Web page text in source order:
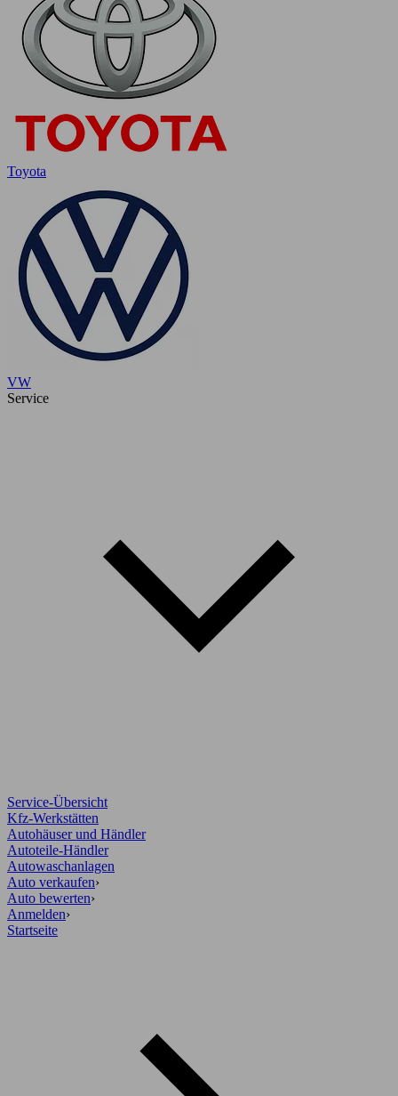
Toyota
VW
Service
Service-Übersicht
Kfz-Werkstätten
Autohäuser und Händler
Autoteile-Händler
Autowaschanlagen
Auto verkaufen›
Auto bewerten›
Anmelden›
Startseite